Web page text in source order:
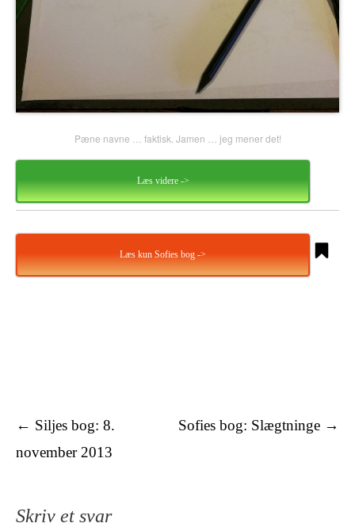
Pæne navne … faktisk. Jamen … jeg mener det!
Læs videre ->
Læs kun Sofies bog ->
Tekster Sofies bog: Slægtninge →
← Siljes bog: 8.
november 2013
Skriv et svar